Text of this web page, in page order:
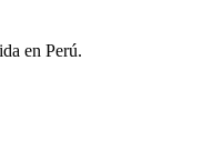
en Perú.